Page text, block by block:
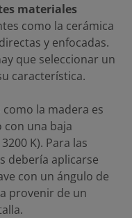
materiales
como la cerámica
y enfocadas.
que seleccionar un
característica.
la madera es
una baja
K). Para las
debería aplicarse
con un ángulo de
provenir de un